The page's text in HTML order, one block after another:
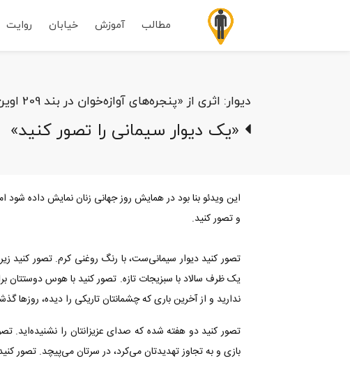
مطالب آموزش خیابان روایت
دیوار: اثری از «پنجره‌های آوازه‌خوان در بند 209 اوین»
«یک دیوار سیمانی را تصور کنید»
و تصور کنید.
تصور کنید دیوار سیمانی‌ست، با رنگ روغنی کرم. تصور کنید
یک ظرف سالاد با سبزیجات تازه. تصور کنید با هوس دوستتان
ندارید و از آخرین باری که چشمانتان تاریکی را دیده، روزها
تصور کنید دو هفته شده که صدای عزیزانتان را نشنیده‌اید.
بازی و به تجاوز تهدیدتان می‌کرد، در سرتان می‌پیچد.